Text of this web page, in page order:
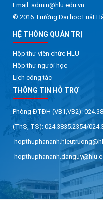
Email: admin@hlu.edu.vn
© 2016 Trường Đại học Luật
HỆ THỐNG QUẢN TRỊ
Hộp thư viên chức HLU
Hộp thư người học
Lịch công tác
THÔNG TIN HỖ TRỢ
Phòng ĐTĐH
(ThS, TS): 024.3835.2354/